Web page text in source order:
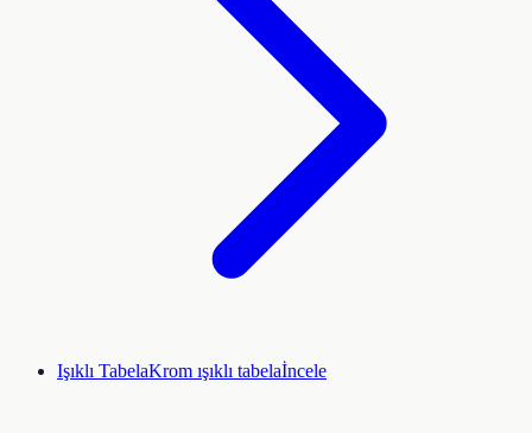
Işıklı TabelaKrom ışıklı tabelaİncele